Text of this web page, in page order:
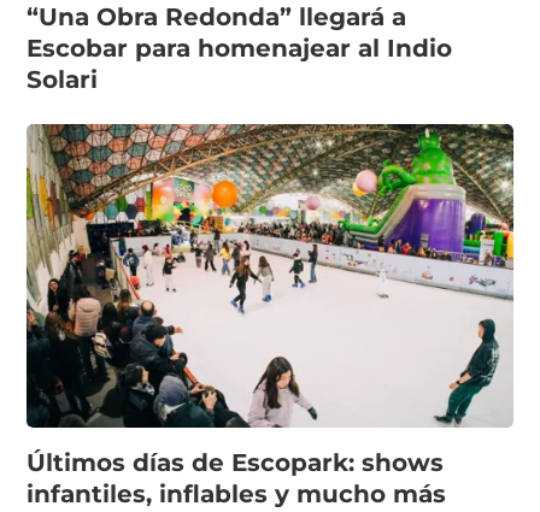
“Una Obra Redonda” llegará a
Escobar para homenajear al Indio
Solari
Últimos días de Escopark: shows
infantiles, inflables y mucho más